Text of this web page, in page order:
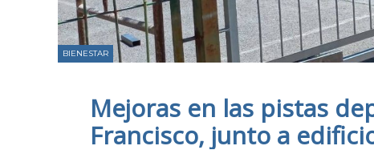
BIENESTAR
Mejoras en las pistas
Francisco, junto a